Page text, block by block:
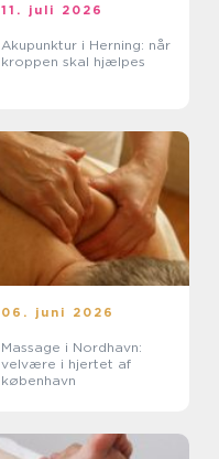
11. juli 2026
Akupunktur i Herning: når
kroppen skal hjælpes
06. juni 2026
Massage i Nordhavn:
velvære i hjertet af
københavn